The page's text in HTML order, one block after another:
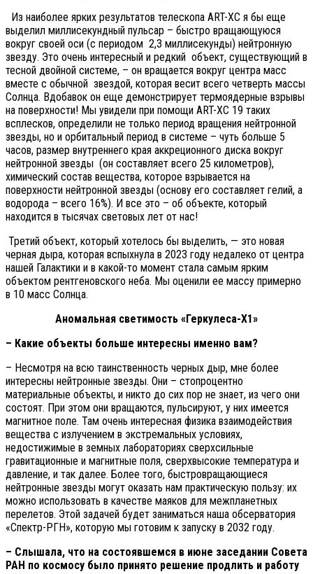
Из наиболее ярких результатов телескопа ART-XC я бы еще
выделил миллисекундный пульсар – быстро вращающуюся
вокруг своей оси (с периодом 2,3 миллисекунды) нейтронную
звезду. Это очень интересный и редкий объект, существующий в
тесной двойной системе, – он вращается вокруг центра масс
вместе с обычной звездой, которая весит всего четверть массы
Солнца. Вдобавок он еще демонстрирует термоядерные взрывы
на поверхности! Мы увидели при помощи ART-XC 19 таких
всплесков, определили не только период вращения нейтронной
звезды, но и орбитальный период в системе – чуть больше 5
часов, размер внутреннего края аккреционного диска вокруг
нейтронной звезды (он составляет всего 25 километров),
химический состав вещества, которое взрывается на
поверхности нейтронной звезды (основу его составляет гелий, а
водорода – всего 16%). И все это – об объекте, который
находится в тысячах световых лет от нас!
Третий объект, который хотелось бы выделить, — это новая
черная дыра, которая вспыхнула в 2023 году недалеко от центра
нашей Галактики и в какой-то момент стала самым ярким
объектом рентгеновского неба. Мы оценили ее массу примерно
в 10 масс Солнца.
Аномальная светимость «Геркулеса-Х1»
– Какие объекты больше интересны именно вам?
– Несмотря на всю таинственность черных дыр, мне более
интересны нейтронные звезды. Они – стопроцентно
материальные объекты, и никто до сих пор не знает, из чего они
состоят. При этом они вращаются, пульсируют, у них имеется
магнитное поле. Там очень интересная физика взаимодействия
вещества с излучением в экстремальных условиях,
недостижимые в земных лабораториях сверхсильные
гравитационные и магнитные поля, сверхвысокие температура и
давление, и так далее. Более того, быстровращающиеся
нейтронные звезды могут оказать нам практическую пользу: их
можно использовать в качестве маяков для межпланетных
перелетов. Этой задачей будет заниматься наша обсерватория
«Спектр-РГН», которую мы готовим к запуску в 2032 году.
– Слышала, что на состоявшемся в июне заседании Совета
РАН по космосу было принято решение продлить и работу